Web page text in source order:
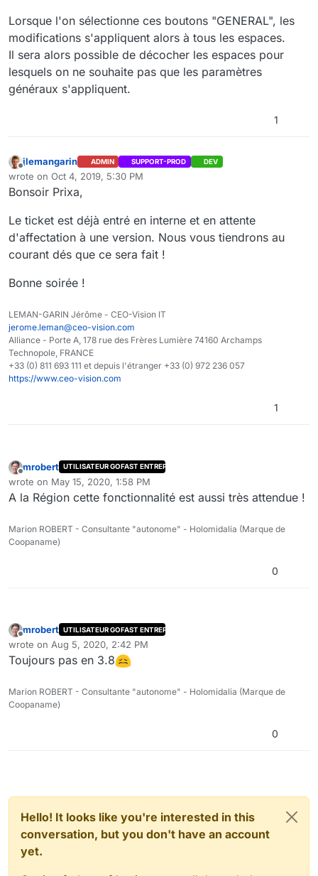
Lorsque l'on sélectionne ces boutons "GENERAL", les
modifications s'appliquent alors à tous les espaces.
Il sera alors possible de décocher les espaces pour
lesquels on ne souhaite pas que les paramètres
généraux s'appliquent.
1
Offline
jlemangarin ADMIN SUPPORT-PROD DEV
wrote on Oct 4, 2019, 5:30 PM
last edited by
Bonsoir Prixa,
Le ticket est déjà entré en interne et en attente
d'affectation à une version. Nous vous tiendrons au
courant dés que ce sera fait !
Bonne soirée !
LEMAN-GARIN Jérôme - CEO-Vision IT
jerome.leman@ceo-vision.com
Alliance - Porte A, 178 rue des Frères Lumière 74160 Archamps
Technopole, FRANCE
+33 (0) 811 693 111 et depuis l'étranger +33 (0) 972 236 057
https://www.ceo-vision.com
1
Offline
mrobert UTILISATEUR GOFAST ENTREPRISE
wrote on May 15, 2020, 1:58 PM
last edited by
A la Région cette fonctionnalité est aussi très attendue !
Marion ROBERT - Consultante "autonome" - Holomidalia (Marque de
Coopaname)
0
Offline
mrobert UTILISATEUR GOFAST ENTREPRISE
wrote on Aug 5, 2020, 2:42 PM
last edited by
Toujours pas en 3.8
Marion ROBERT - Consultante "autonome" - Holomidalia (Marque de
Coopaname)
0
Hello! It looks like you're interested in this
conversation, but you don't have an account
yet.